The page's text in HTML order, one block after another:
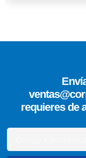
requieres de